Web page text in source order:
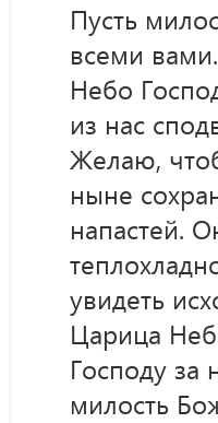
Пусть
всеми
Небо
из нас
Желаю,
ныне
напастей.
увидеть
Царица
Господу
милость